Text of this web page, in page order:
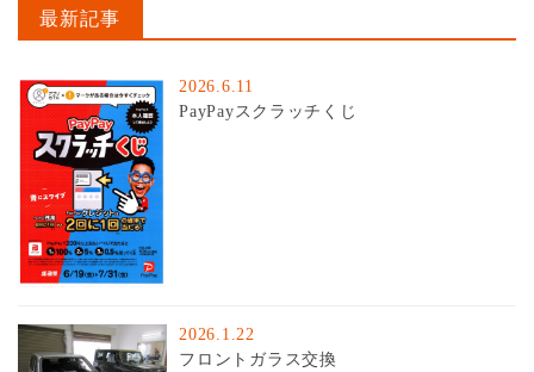
最新記事
2026.6.11
PayPayスクラッチくじ
2026.1.22
フロントガラス交換